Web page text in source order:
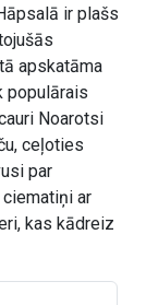
ir plašs
apskatāma
populārais
Noarotsi
ceļoties
par
ar
kas kādreiz